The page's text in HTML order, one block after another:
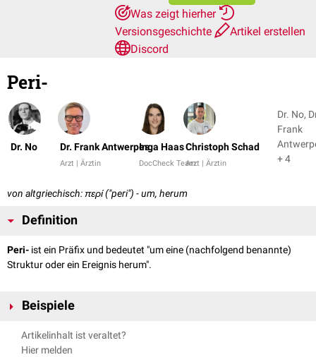
Was zeigt hierher
Versionsgeschichte
Artikel erstellen
Discord
Peri-
Dr. No Dr. Frank Antwerpes
Arzt | Ärztin
Inga Haas
DocCheck Team
Christoph Schad
Arzt | Ärztin
Dr. No,
Frank
+ 4
von altgriechisch: περί ("peri") - um, herum
Definition
Peri- ist ein Präfix und bedeutet "um eine (nachfolgend benannte)
Struktur oder ein Ereignis herum".
Beispiele
Perikard : der um das Herz
: um den
Artikelinhalt ist veraltet?
Hier melden